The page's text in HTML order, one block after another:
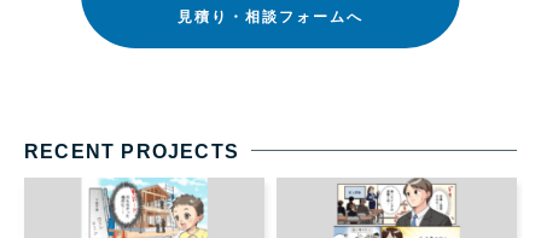
見積り・相談フォームへ
RECENT PROJECTS